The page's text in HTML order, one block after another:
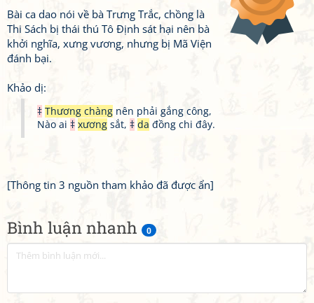
Bình luận nhanh 0
Bài ca dao nói về bà Trưng Trắc, chồng là
Thi Sách bị thái thú Tô Định sát hại nên bà
khởi nghĩa, xưng vương, nhưng bị Mã Viện
đánh bại.
Khảo dị:
‡ Thương chàng nên phải gắng công,
Nào ai ‡ xương sắt, ‡ da đồng chi đây.
[Thông tin 3 nguồn tham khảo đã được ẩn]